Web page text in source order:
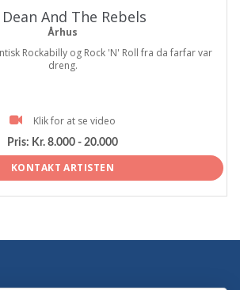
And The Rebels
Århus
Rockabilly og Rock 'N' Roll fra da farfar var
dreng.
Klik for at se video
Pris: Kr. 8.000 - 20.000
KONTAKT ARTISTEN